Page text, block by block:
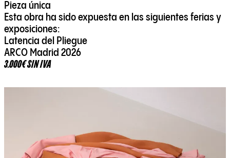
Pieza única
Esta obra ha sido expuesta en las siguientes ferias y
exposiciones:
Latencia del Pliegue
ARCO Madrid 2026
3.000€ SIN IVA